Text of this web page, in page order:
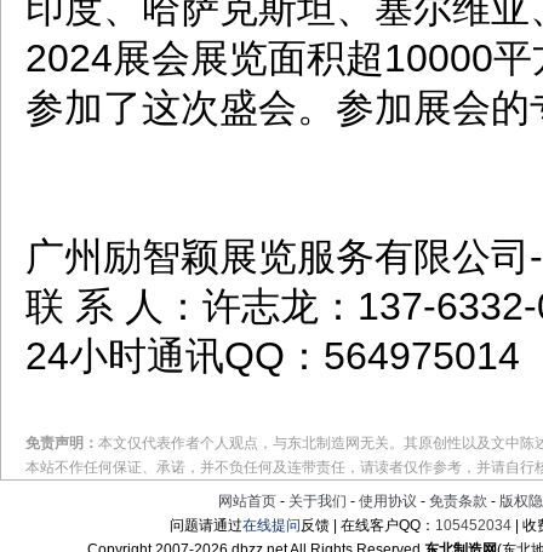
2024展会展览面积超10000
参加了这次盛会。参加展会
广州励智颖展览服务有限公
联 系 人：许志龙：137-
24小时通讯QQ：564975014
免责声明： 本文仅代表作者个人观点，与东北制造网无关。其原创性以及文中
本站不作任何保证、承诺，并不负任何及连带责任，请读者仅作参考，并请自行
网站首页 - 关于我们 - 使用协议 - 免责条款 - 版权
问题请通过在线提问反馈 | 在线客户QQ： 105452034 |